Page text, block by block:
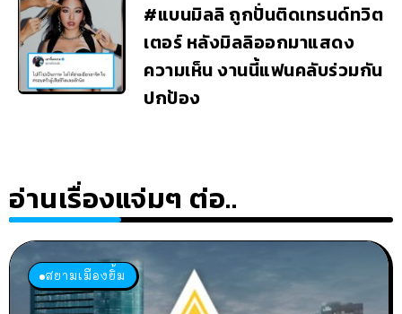
#แบนมิลลิ ถูกปั่นติดเทรนด์ทวิต
เตอร์ หลังมิลลิออกมาแสดง
ความเห็น งานนี้แฟนคลับร่วมกัน
ปกป้อง
อ่านเรื่องแจ่มๆ ต่อ..
สยามเมืองยิ้ม